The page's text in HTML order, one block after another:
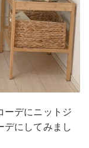
ーデにニットジ
デにしてみまし